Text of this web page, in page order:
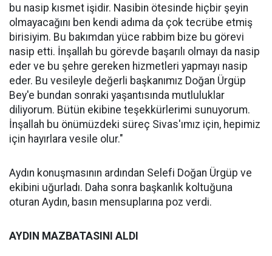
bu nasip kısmet işidir. Nasibin ötesinde hiçbir şeyin
olmayacağını ben kendi adıma da çok tecrübe etmiş
birisiyim. Bu bakımdan yüce rabbim bize bu görevi
nasip etti. İnşallah bu görevde başarılı olmayı da nasip
eder ve bu şehre gereken hizmetleri yapmayı nasip
eder. Bu vesileyle değerli başkanımız Doğan Ürgüp
Bey'e bundan sonraki yaşantısında mutluluklar
diliyorum. Bütün ekibine teşekkürlerimi sunuyorum.
İnşallah bu önümüzdeki süreç Sivas'ımız için, hepimiz
için hayırlara vesile olur."
Aydın konuşmasının ardından Selefi Doğan Ürgüp ve
ekibini uğurladı. Daha sonra başkanlık koltuğuna
oturan Aydın, basın mensuplarına poz verdi.
AYDIN MAZBATASINI ALDI